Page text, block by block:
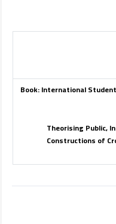
Book: International Student
Theorising Public,
Constructions of